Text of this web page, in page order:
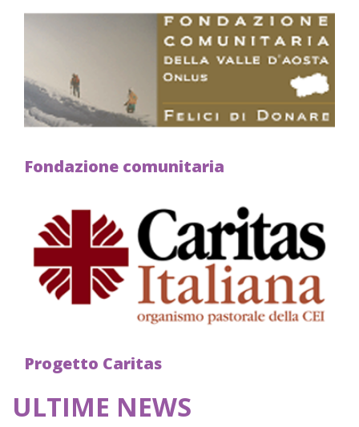
Fondazione comunitaria
Progetto Caritas
ULTIME NEWS